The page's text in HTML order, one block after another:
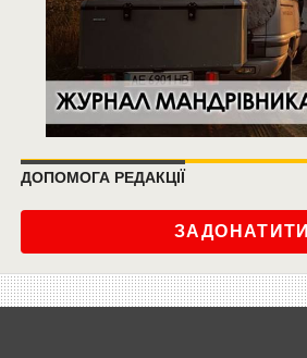
ДОПОМОГА РЕДАКЦІЇ
ЗАДОНАТИТИ